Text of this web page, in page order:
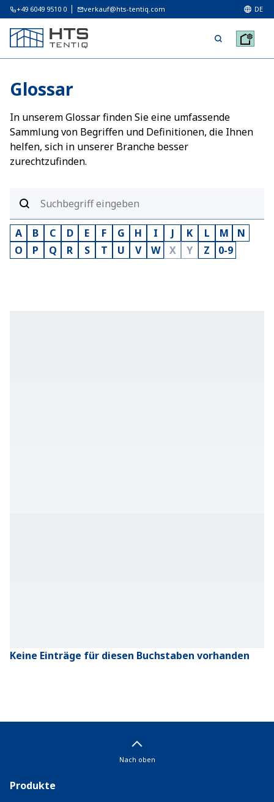
+49 6049 9510 0 verkauf@hts-tentiq.com DE
Glossar
In unserem Glossar finden Sie eine umfassende
Sammlung von Begriffen und Definitionen, die Ihnen
helfen, sich in unserer Branche besser
zurechtzufinden.
A B C D E F G H I J K L M
N
O
P Q R S T U V W X Y Z 0-9
Keine Einträge für diesen Buchstaben vorhanden
Nach oben
Produkte